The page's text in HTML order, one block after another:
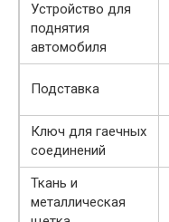
Устройство для
поднятия
автомобиля
Подставка
Ключ для гаечных
соединений
Ткань и
металлическая